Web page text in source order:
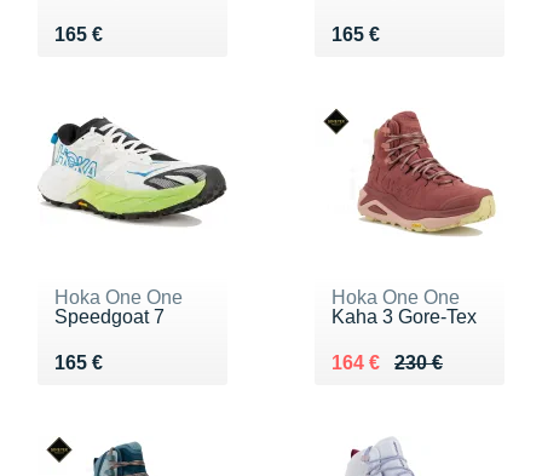
165 €
Vendu 165 € 165 €
Vendu 165 €
Hoka One One
Speedgoat 7
165 €
Vendu 165 €
Hoka One One
Kaha 3 Gore-Tex
230 €
Au lieu de 230 €
164 €
Vendu 164 €